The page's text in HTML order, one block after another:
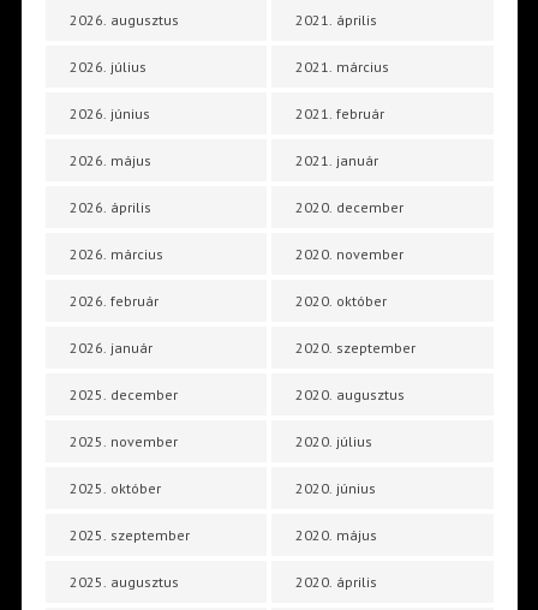
2026. augusztus
2026. július
2026. június
2026. május
2026. április
2026. március
2026. február
2026. január
2025. december
2025. november
2025. október
2025. szeptember
2025. augusztus
2021. április
2021. március
2021. február
2021. január
2020. december
2020. november
2020. október
2020. szeptember
2020. augusztus
2020. július
2020. június
2020. május
2020. április